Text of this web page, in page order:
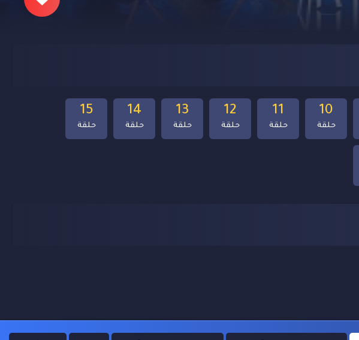
15
حلقة
14
حلقة
13
حلقة
12
حلقة
11
حلقة
10
حلقة